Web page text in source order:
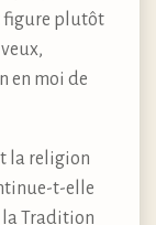
figure plutôt
en moi de
la religion
t-elle
la Tradition